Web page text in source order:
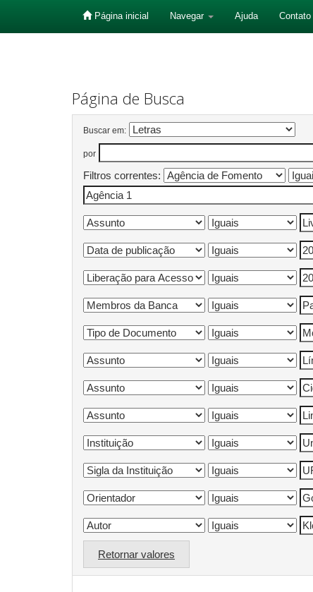
Página inicial Navegar Ajuda Contato
Página de Busca
Buscar em:
por
Filtros correntes:
Retornar valores